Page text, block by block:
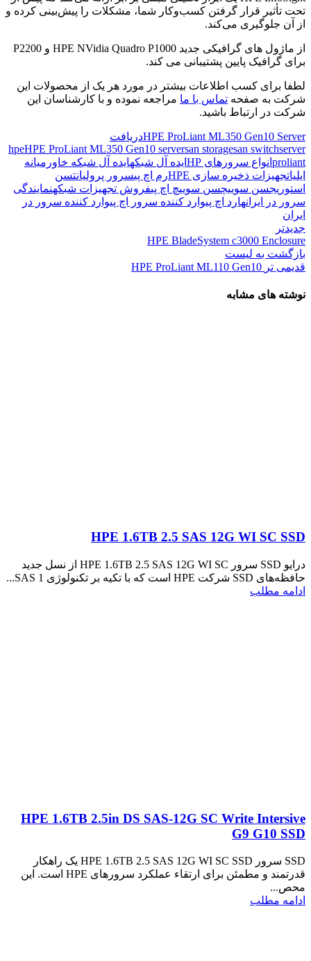
تحت تأثیر قرار گرفتن کسب‌وکار شما، مشکلات را پیش‌بینی کرده و
از آن جلوگیری می‌کند.
از ماژول های گرافیکی جدید HPE NVidia Quadro P1000 و P2200
برای گرافیک پایین پشتیبانی می کند.
لطفا برای کسب اطلاعات بیشتر در مورد هر یک از محصولات این
شرکت به صفحه تماس با ما مراجعه نموده و با کارشناسان این
شرکت در ارتباط باشید.
HPE ProLiant ML350 Gen10 Serverدریافت
hpeHPE ProLiant ML350 Gen10 serversan storagesan switchserver
proliant انواع سرورهای HP ایده آل شبکهایده آل شبکه خاورمیانه
ایلیاتجهیزات ذخیره سازی HPE رم اچ پیسرور پرولیانتسن
استوریجسن سوییچسن سوییچ اچ پیفروش تجهیزات شبکهنمایندگی
سرور در ایرانهارد اچ پیوارد کننده سرور اچ پیوارد کننده سرور در
ایران
جدیدتر
HPE BladeSystem c3000 Enclosure
بازگشت به لیست
قدیمی تر HPE ProLiant ML110 Gen10
نوشته های مشابه
HPE 1.6TB 2.5 SAS 12G WI SC SSD
درایو SSD سرور HPE 1.6TB 2.5 SAS 12G WI SC از نسل جدید
حافظه‌های SSD شرکت HPE است که با تکیه بر تکنولوژی SAS 1...
ادامه مطلب
HPE 1.6TB 2.5in DS SAS-12G SC Write Intersive
G9 G10 SSD
SSD سرور HPE 1.6TB 2.5 SAS 12G WI SC SSD یک راهکار
قدرتمند و مطمئن برای ارتقاء عملکرد سرورهای HPE است. این
محص...
ادامه مطلب